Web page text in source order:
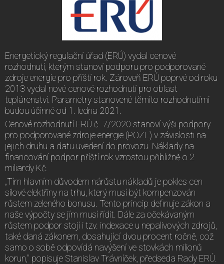
Energetický regulační úřad (ERÚ) vydal cenové
rozhodnutí, kterým stanoví podporu pro podporované
zdroje energie pro příští rok. Zároveň ERÚ poprvé od roku
2013 vydal nové cenové rozhodnutí pro oblast
teplárenství. Parametry stanovené těmito rozhodnutími
budou účinné od 1. ledna 2021.
Cenové rozhodnutí ERÚ č. 7/2020 stanoví výši podpory
pro podporované zdroje energie (POZE) v závislosti na
jejich druhu a datu uvedení do provozu. Náklady na
financování podpor příští rok vzrostou přibližně o 2
miliardy Kč.
„Tím hlavním důvodem nárůstu nákladů je pokles cen
silové elektřiny na trhu, který musí být kompenzován
růstem zeleného bonusu. Tento princip definuje zákon a
naše výpočty se jím musí řídit. Dále za očekávaným
růstem podpor stojí i tzv. indexace u nepalivových zdrojů,
také daná zákonem, dosahující dvou procent ročně, což
samo o sobě odpovídá navýšení ve stovkách milionů
korun," popisuje Stanislav Trávníček, předseda Rady ERÚ.